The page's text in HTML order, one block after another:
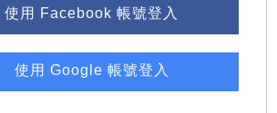
使用 Facebook 帳號登入
使用 Google 帳號登入